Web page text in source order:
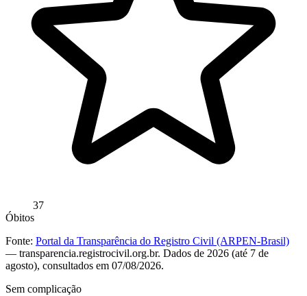
37
Óbitos
Fonte: Portal da Transparência do Registro Civil (ARPEN-Brasil)
— transparencia.registrocivil.org.br. Dados de 2026 (até 7 de
agosto), consultados em 07/08/2026.
Sem complicação